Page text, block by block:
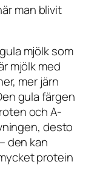
man blivit
mjölk som
mjölk med
mer järn
gula färgen
och A-
desto
den kan
protein